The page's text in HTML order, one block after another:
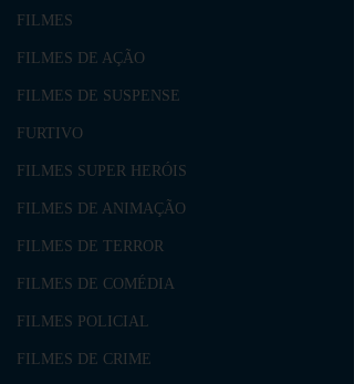
FILMES
FILMES DE AÇÃO
FILMES DE SUSPENSE
FURTIVO
FILMES SUPER HERÓIS
FILMES DE ANIMAÇÃO
FILMES DE TERROR
FILMES DE COMÉDIA
FILMES POLICIAL
FILMES DE CRIME